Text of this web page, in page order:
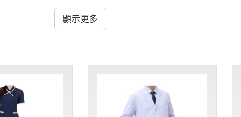
人員設計。我們的現貨護士服和醫生袍結合了舒適性與功能性，
想選擇。我們精選的材料和細緻的製作工藝，讓每一件現貨護士
1件起 ； 價格：HKD100 / 起, 視乎數量而定。貨期約需3-7天
顯示更多